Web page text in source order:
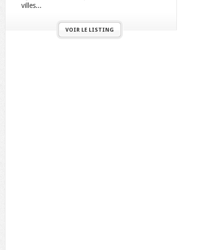
villes...
VOIR LE LISTING